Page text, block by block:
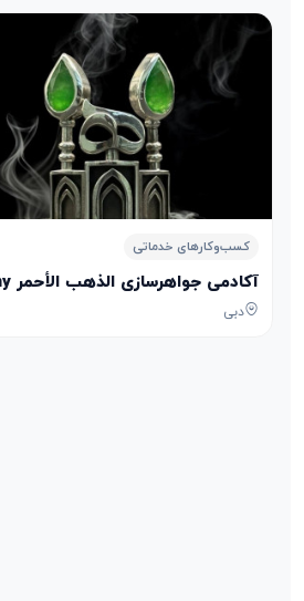
کسب‌وکارهای خدماتی
آکادمی جواهرسازی الذهب الأحمر Aldhahab Alahmar Jewelry Academy
دبی